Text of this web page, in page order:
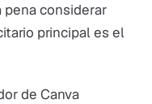
pena considerar
principal es el
de Canva